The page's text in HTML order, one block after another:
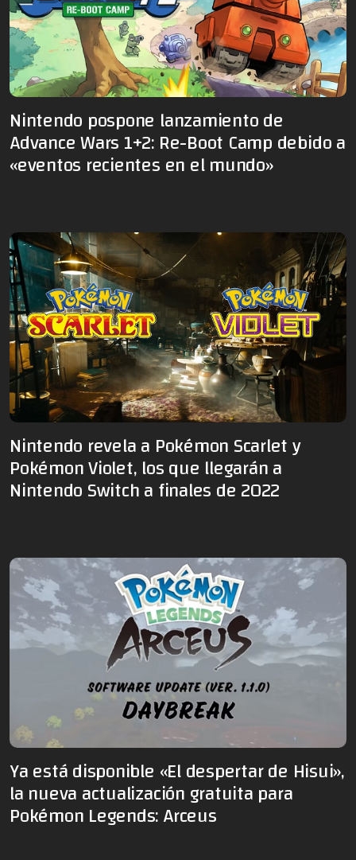
Nintendo pospone lanzamiento de
Advance Wars 1+2: Re-Boot Camp debido a
«eventos recientes en el mundo»
Nintendo revela a Pokémon Scarlet y
Pokémon Violet, los que llegarán a
Nintendo Switch a finales de 2022
Ya está disponible «El despertar de Hisui»,
la nueva actualización gratuita para
Pokémon Legends: Arceus